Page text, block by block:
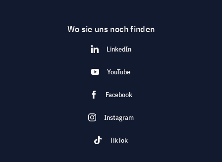
Wo sie uns noch finden
LinkedIn
YouTube
Facebook
Instagram
TikTok